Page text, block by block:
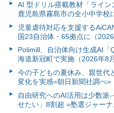
AI 型ドリル搭載教材「ライン
鹿児島県霧島市の全小中学校
児童虐待対応を支援する
国23自治体・65拠点に（2026
Polimill、自治体向け生成AI
海道新冠町で実施（2026年8
今の子どもの夏休み、親世代
変化を実感=朝日新聞社調べ=
自由研究へのAI活用は少数派
せたい」8割超 =塾選ジャー